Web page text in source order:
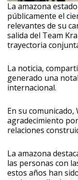
La amazona
públicamente el
relevantes de su
salida del Team
trayectoria
La noticia,
generado una
internacional.
En su
agradecimiento
relaciones
La amazona
las personas con
estos años han